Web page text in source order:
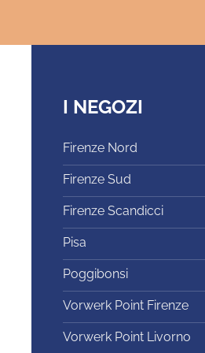
I NEGOZI
Firenze Nord
Firenze Sud
Firenze Scandicci
Pisa
Poggibonsi
Vorwerk Point Firenze
Vorwerk Point Livorno